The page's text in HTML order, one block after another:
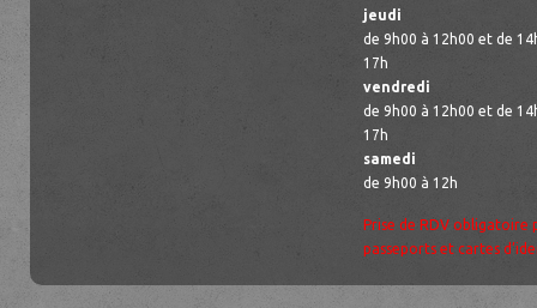
jeudi
de 9h00 à 12h00 et de
17h
vendredi
de 9h00 à 12h00 et de
17h
samedi
de 9h00 à 12h
Prise de RDV obligatoire
passeports et cartes